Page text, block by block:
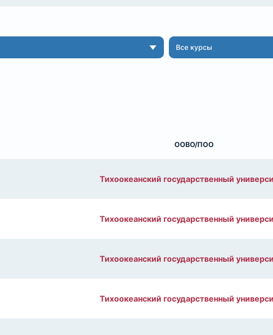
Все курсы
ООВО/ПОО
Тихоокеанский государственный
Тихоокеанский государственный
Тихоокеанский государственный
Тихоокеанский государственный